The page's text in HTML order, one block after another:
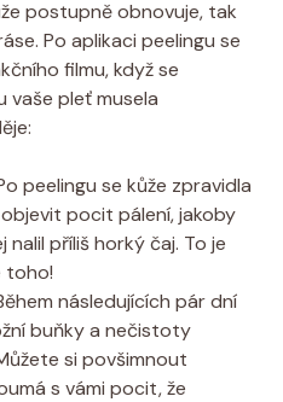
postupně obnovuje, tak
Po aplikaci peelingu se
filmu, když se
vaše pleť musela
peelingu se kůže zpravidla
pocit pálení, jakoby
nalil příliš horký čaj. To je
toho!
následujících pár dní
buňky a nečistoty
si povšimnout
s vámi pocit, že